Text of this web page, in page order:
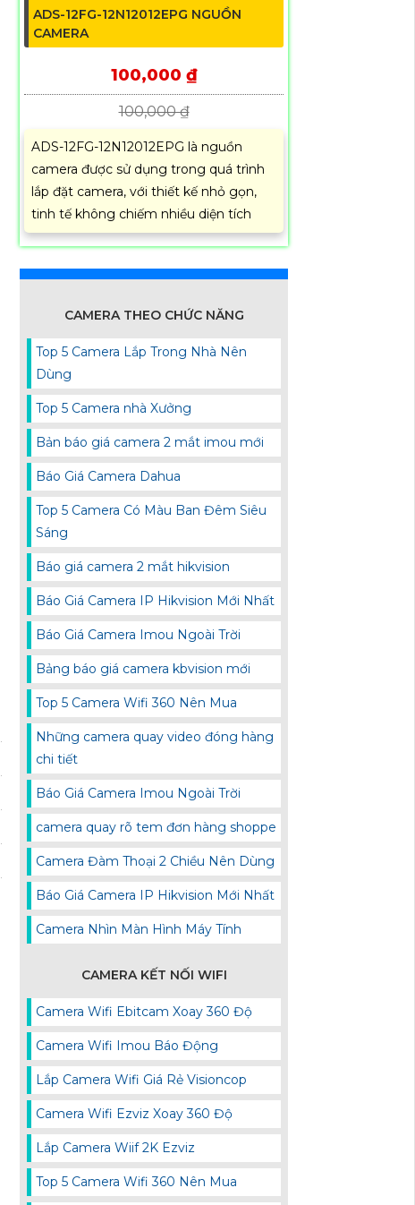
ADS-12FG-12N12012EPG NGUỒN
CAMERA
100,000 ₫
100,000 ₫
ADS-12FG-12N12012EPG là nguồn
camera được sử dụng trong quá trình
lắp đặt camera, với thiết kế nhỏ gọn,
tinh tế không chiếm nhiều diện tích
CAMERA THEO CHỨC NĂNG
Top 5 Camera Lắp Trong Nhà Nên
Dùng
Top 5 Camera nhà Xưởng
Bản báo giá camera 2 mắt imou mới
Báo Giá Camera Dahua
Top 5 Camera Có Màu Ban Đêm Siêu
Sáng
Báo giá camera 2 mắt hikvision
Báo Giá Camera IP Hikvision Mới Nhất
Báo Giá Camera Imou Ngoài Trời
Bảng báo giá camera kbvision mới
Top 5 Camera Wifi 360 Nên Mua
Những camera quay video đóng hàng
chi tiết
Báo Giá Camera Imou Ngoài Trời
camera quay rõ tem đơn hàng shoppe
Camera Đàm Thoại 2 Chiều Nên Dùng
Báo Giá Camera IP Hikvision Mới Nhất
Camera Nhìn Màn Hình Máy Tính
CAMERA KẾT NỐI WIFI
Camera Wifi Ebitcam Xoay 360 Độ
Camera Wifi Imou Báo Động
Lắp Camera Wifi Giá Rẻ Visioncop
Camera Wifi Ezviz Xoay 360 Độ
Lắp Camera Wiif 2K Ezviz
Top 5 Camera Wifi 360 Nên Mua